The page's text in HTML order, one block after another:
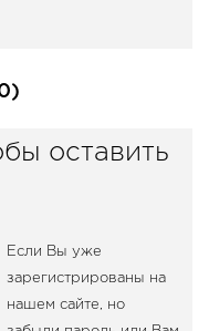
оставить
Если Вы уже
зарегистрированы на
нашем сайте, но